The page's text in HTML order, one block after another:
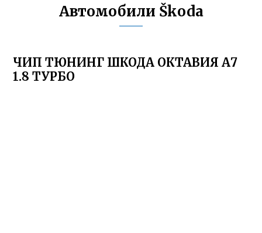
Автомобили Škoda
ЧИП ТЮНИНГ ШКОДА ОКТАВИЯ А7
1.8 ТУРБО